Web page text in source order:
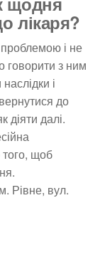
лікаря?
проблемою і не
говорити з ним
і
до
діяти далі.
щоб
Рівне, вул.